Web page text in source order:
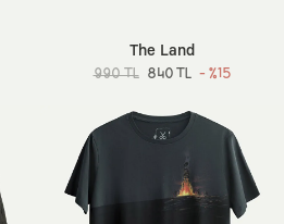
The Land
990 TL 840 TL - %15